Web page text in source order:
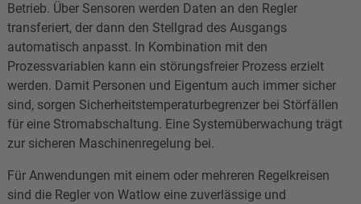
Betrieb. Über Sensoren werden Daten an den Regler
transferiert, der dann den Stellgrad des Ausgangs
automatisch anpasst. In Kombination mit den
Prozessvariablen kann ein störungsfreier Prozess erzielt
werden. Damit Personen und Eigentum auch immer sicher
sind, sorgen Sicherheitstemperaturbegrenzer bei Störfällen
für eine Stromabschaltung. Eine Systemüberwachung trägt
zur sicheren Maschinenregelung bei.
Für Anwendungen mit einem oder mehreren Regelkreisen
sind die Regler von Watlow eine zuverlässige und